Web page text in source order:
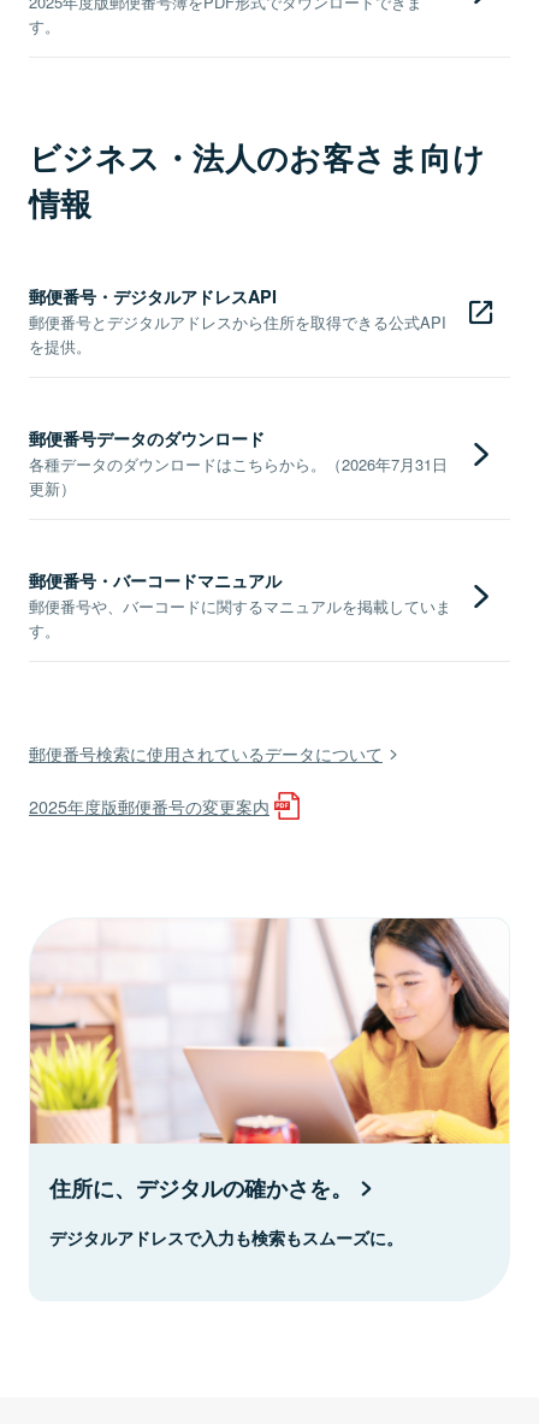
す。
ビジネス・法人のお客さま向け
情報
郵便番号・デジタルアドレスAPI
郵便番号とデジタルアドレスから住所を取得できる公式API
を提供。
郵便番号データのダウンロード
各種データのダウンロードはこちらから。（2026年7月31日
更新）
郵便番号・バーコードマニュアル
郵便番号や、バーコードに関するマニュアルを掲載していま
す。
郵便番号検索に使用されているデータについて
2025年度版郵便番号の変更案内
住所に、デジタルの確かさを。
デジタルアドレスで入力も検索もスムーズに。